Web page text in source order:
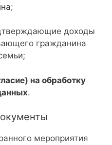
доходы
гражданина
на обработку
.
мероприятия